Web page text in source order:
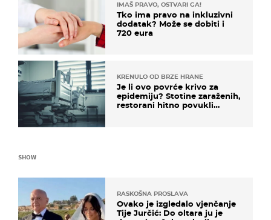
IMAŠ PRAVO, OSTVARI GA!
Tko ima pravo na inkluzivni
dodatak? Može se dobiti i
720 eura
KRENULO OD BRZE HRANE
Je li ovo povrće krivo za
epidemiju? Stotine zaraženih,
restorani hitno povukli
SHOW
RASKOŠNA PROSLAVA
Ovako je izgledalo vjenčanje
Tije Jurčić: Do oltara ju je